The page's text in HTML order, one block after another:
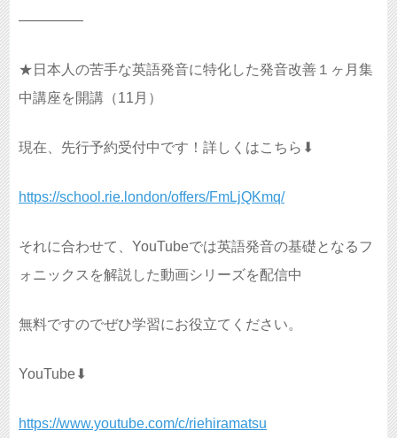
————–
★日本人の苦手な英語発音に特化した発音改善１ヶ月集
中講座を開講（11月）
現在、先行予約受付中です！詳しくはこちら⬇︎
https://school.rie.london/offers/FmLjQKmq/
それに合わせて、YouTubeでは英語発音の基礎となるフ
ォニックスを解説した動画シリーズを配信中
無料ですのでぜひ学習にお役立てください。
YouTube⬇︎
https://www.youtube.com/c/riehiramatsu